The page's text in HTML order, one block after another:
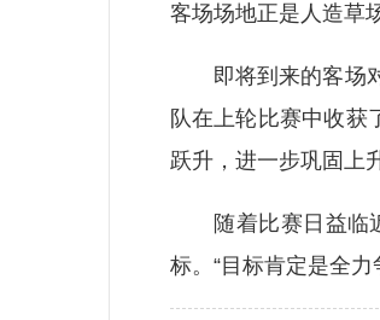
客场场地正是人造草
即将到来的客场对
队在上轮比赛中收获
跃升，进一步巩固上
随着比赛日益临近
标。“目标肯定是全